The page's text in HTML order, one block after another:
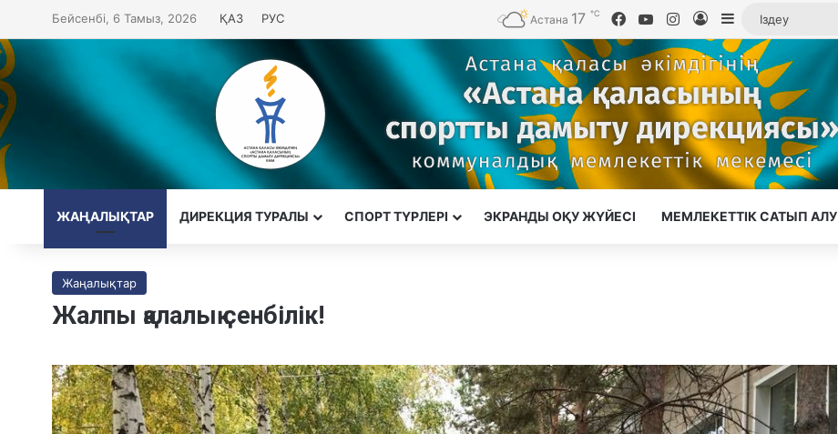
Бейсенбі, 6 Тамыз, 2026 ҚАЗ РУС Астана 17 ℃ Facebook
YouTubeInstagram
КіруSidebar
ЖАҢАЛЫҚТАР ДИРЕКЦИЯ ТУРАЛЫ CПОРТ ТҮРЛЕРІ ЭКРАНДЫ ОҚУ ЖҮЙЕСІ МЕМЛЕКЕТТІК САТЫП АЛУ
Жаңалықтар
Жалпы қалалық сенбілік!